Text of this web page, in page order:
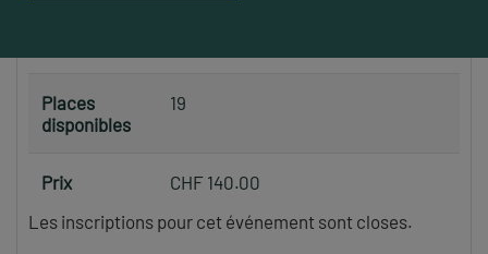
Places
disponibles
19
Prix
CHF 140.00
Les inscriptions pour cet événement sont closes.